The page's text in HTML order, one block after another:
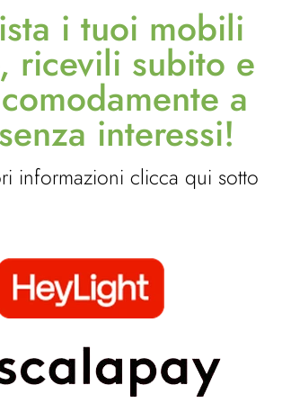
i tuoi mobili
ricevili subito e
a
interessi!
informazioni clicca qui sotto